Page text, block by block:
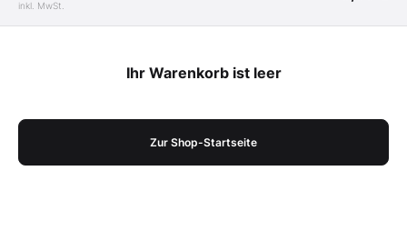
inkl. MwSt.
Ihr Warenkorb ist leer
Zur Shop-Startseite